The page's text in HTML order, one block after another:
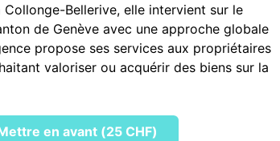
Bellerive, elle intervient sur le
de Genève avec une approche globale
propose ses services aux propriétaires
valoriser ou acquérir des biens sur la
en avant (25 CHF)